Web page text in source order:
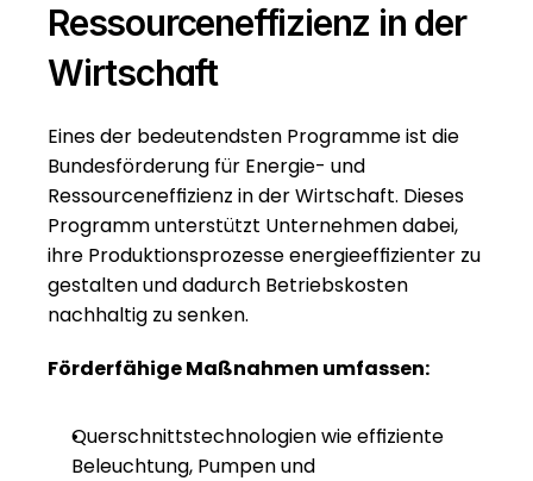
Ressourceneffizienz in der
Wirtschaft
Eines der bedeutendsten Programme ist die
Bundesförderung für Energie- und
Ressourceneffizienz in der Wirtschaft. Dieses
Programm unterstützt Unternehmen dabei,
ihre Produktionsprozesse energieeffizienter zu
gestalten und dadurch Betriebskosten
nachhaltig zu senken.
Förderfähige Maßnahmen umfassen:
Querschnittstechnologien wie effiziente
Beleuchtung, Pumpen und